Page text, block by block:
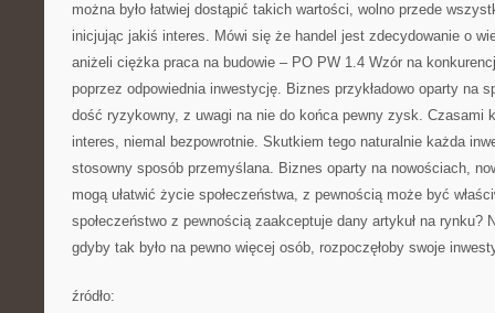
można było łatwiej dostąpić takich wartości, wolno przede
inicjując jakiś interes. Mówi się że handel jest zdecydowanie o
aniżeli ciężka praca na budowie – PO PW 1.4 Wzór na
poprzez odpowiednia inwestycję. Biznes przykładowo oparty na
dość ryzykowny, z uwagi na nie do końca pewny zysk. Czasami
interes, niemal bezpowrotnie. Skutkiem tego naturalnie każda
stosowny sposób przemyślana. Biznes oparty na nowościach,
mogą ułatwić życie społeczeństwa, z pewnością może być
społeczeństwo z pewnością zaakceptuje dany artykuł na rynku?
gdyby tak było na pewno więcej osób, rozpoczęłoby swoje
źródło: